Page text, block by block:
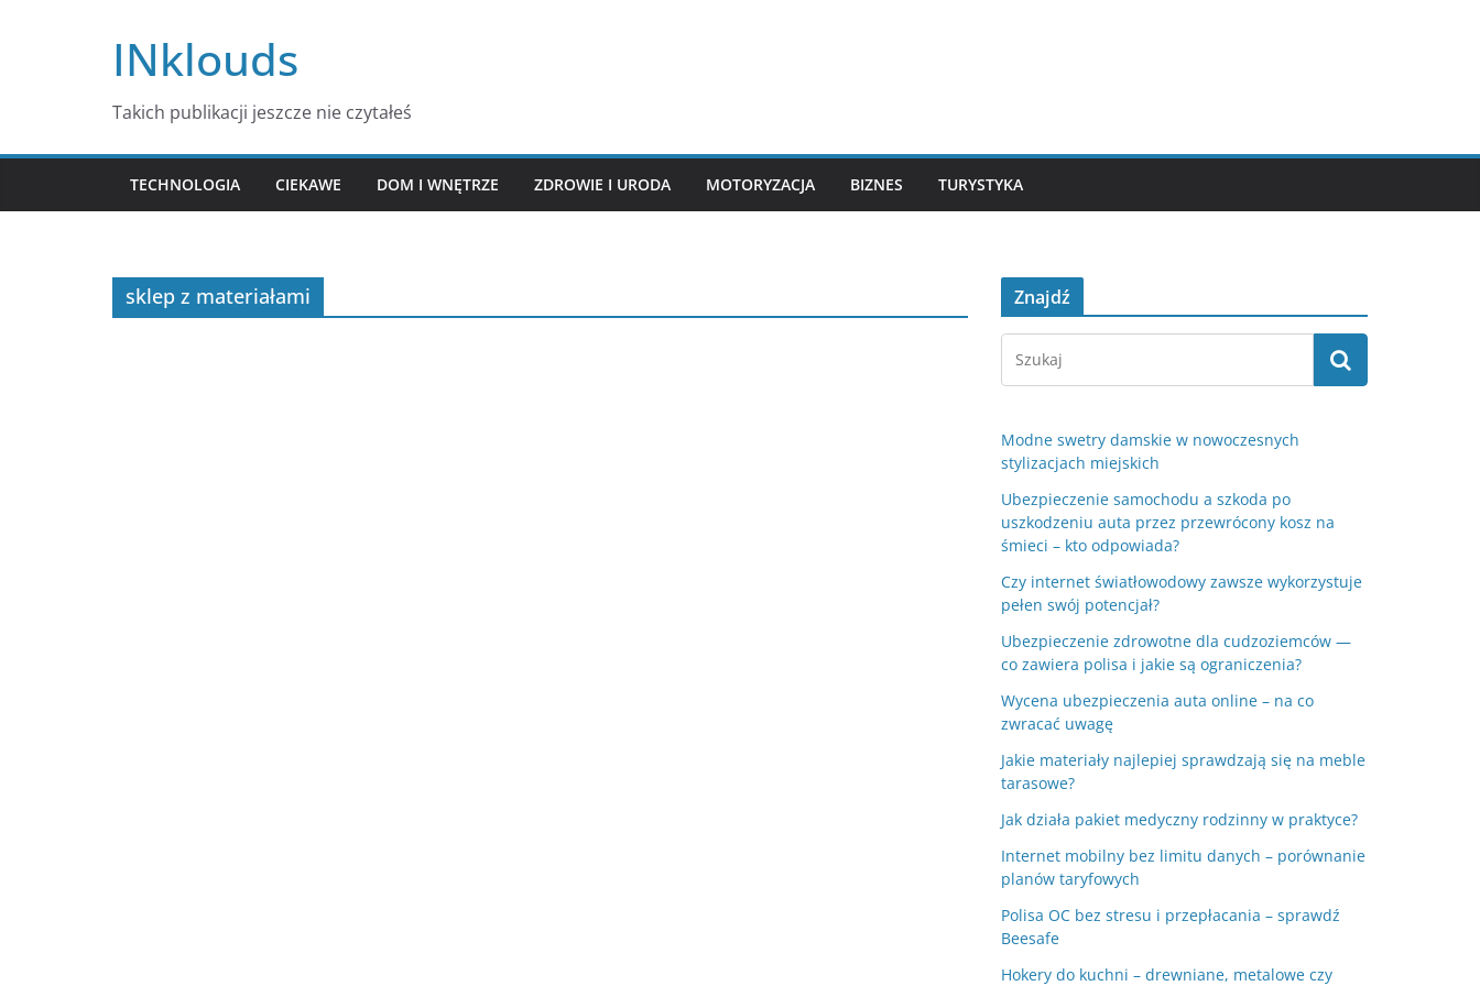
INklouds
Takich publikacji jeszcze nie czytałeś
TECHNOLOGIA CIEKAWE DOM I WNĘTRZE ZDROWIE I URODA MOTORYZACJA BIZNES TURYSTYKA
sklep z materiałami Znajdź
Modne swetry damskie w nowoczesnych
stylizacjach miejskich
Ubezpieczenie samochodu a szkoda po
uszkodzeniu auta przez przewrócony kosz na
śmieci – kto odpowiada?
Czy internet światłowodowy zawsze wykorzystuje
pełen swój potencjał?
Ubezpieczenie zdrowotne dla cudzoziemców —
co zawiera polisa i jakie są ograniczenia?
Wycena ubezpieczenia auta online – na co
zwracać uwagę
Jakie materiały najlepiej sprawdzają się na meble
tarasowe?
Jak działa pakiet medyczny rodzinny w praktyce?
Internet mobilny bez limitu danych – porównanie
planów taryfowych
Polisa OC bez stresu i przepłacania – sprawdź
Beesafe
Hokery do kuchni – drewniane, metalowe czy